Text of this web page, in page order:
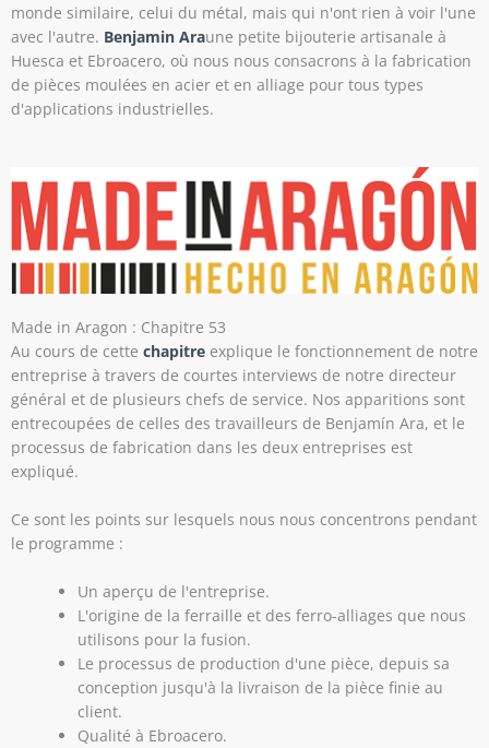
monde similaire, celui du métal, mais qui n'ont rien à voir l'une
avec l'autre. Benjamin Araune petite bijouterie artisanale à
Huesca et Ebroacero, où nous nous consacrons à la fabrication
de pièces moulées en acier et en alliage pour tous types
d'applications industrielles.
Made in Aragon : Chapitre 53
Au cours de cette chapitre explique le fonctionnement de notre
entreprise à travers de courtes interviews de notre directeur
général et de plusieurs chefs de service. Nos apparitions sont
entrecoupées de celles des travailleurs de Benjamín Ara, et le
processus de fabrication dans les deux entreprises est
expliqué.
Ce sont les points sur lesquels nous nous concentrons pendant
le programme :
Un aperçu de l'entreprise.
L'origine de la ferraille et des ferro-alliages que nous
utilisons pour la fusion.
Le processus de production d'une pièce, depuis sa
conception jusqu'à la livraison de la pièce finie au
client.
Qualité à Ebroacero.